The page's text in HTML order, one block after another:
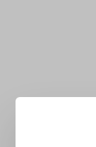
Type